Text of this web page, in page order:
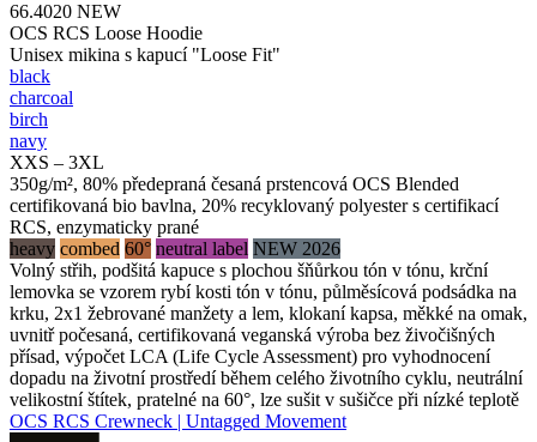
66.4020 NEW
OCS RCS Loose Hoodie
Unisex mikina s kapucí "Loose Fit"
black
charcoal
birch
navy
XXS – 3XL
350g/m², 80% předepraná česaná prstencová OCS Blended
certifikovaná bio bavlna, 20% recyklovaný polyester s certifikací
RCS, enzymaticky prané
heavy combed 60° neutral label NEW 2026
Volný střih, podšitá kapuce s plochou šňůrkou tón v tónu, krční
lemovka se vzorem rybí kosti tón v tónu, půlměsícová podsádka na
krku, 2x1 žebrované manžety a lem, klokaní kapsa, měkké na omak,
uvnitř počesaná, certifikovaná veganská výroba bez živočišných
přísad, výpočet LCA (Life Cycle Assessment) pro vyhodnocení
dopadu na životní prostředí během celého životního cyklu, neutrální
velikostní štítek, pratelné na 60°, lze sušit v sušičce při nízké teplotě
OCS RCS Crewneck | Untagged Movement